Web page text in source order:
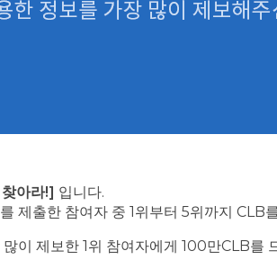
아라!] 입니다.
제출한 참여자 중 1위부터 5위까지 CLB
이 제보한 1위 참여자에게 100만CLB를